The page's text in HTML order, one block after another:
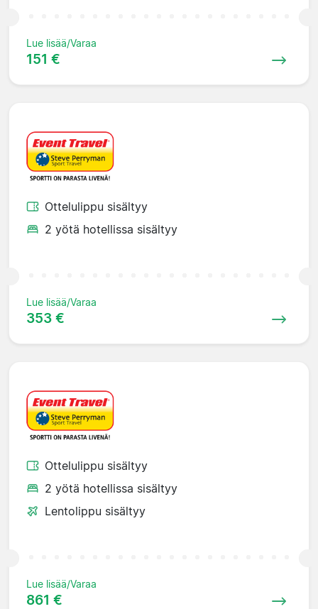
Lue lisää/Varaa
151 €
Ottelulippu sisältyy
2 yötä hotellissa sisältyy
Lue lisää/Varaa
353 €
Ottelulippu sisältyy
2 yötä hotellissa sisältyy
Lentolippu sisältyy
Lue lisää/Varaa
861 €